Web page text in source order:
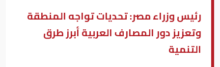
رئيس وزراء مصر: تحديات تواجه المنطقة
وتعزيز دور المصارف العربية أبرز طرق
التنمية